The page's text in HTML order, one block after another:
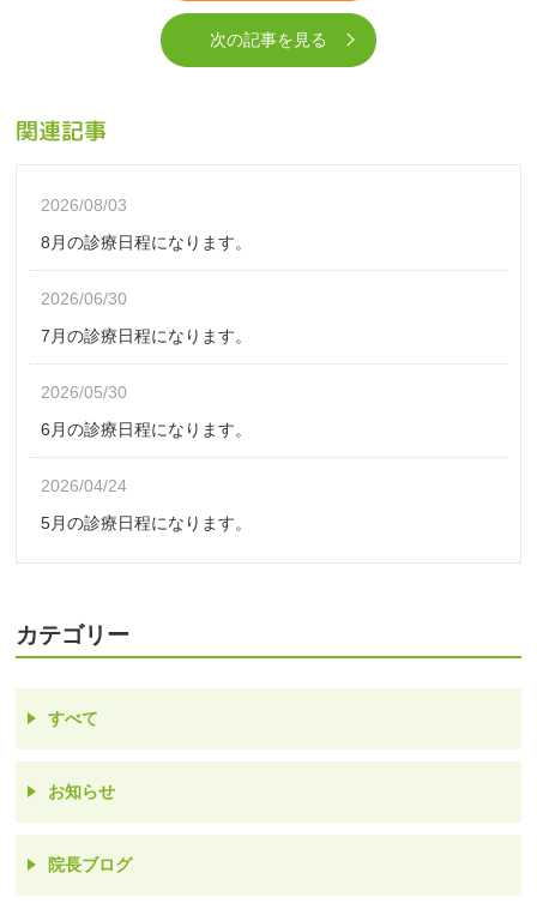
次の記事を見る
関連記事
2026/08/03
8月の診療日程になります。
2026/06/30
7月の診療日程になります。
2026/05/30
6月の診療日程になります。
2026/04/24
5月の診療日程になります。
カテゴリー
すべて
お知らせ
院長ブログ